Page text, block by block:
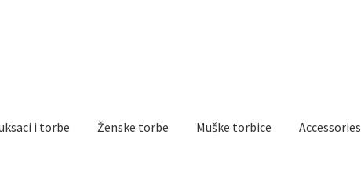
i torbe Ženske torbe Muške torbice Accessories